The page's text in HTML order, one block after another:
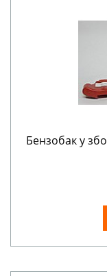
Бензобак у